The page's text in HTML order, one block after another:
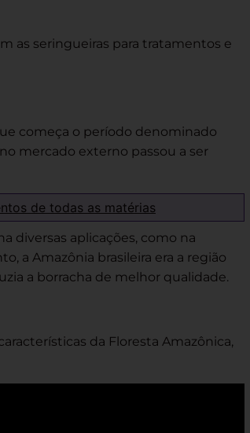
as seringueiras para tratamentos e
começa o período denominado
mercado externo passou a ser
de todas as matérias
diversas aplicações, como na
a Amazônia brasileira era a região
a borracha de melhor qualidade.
da Floresta Amazônica,